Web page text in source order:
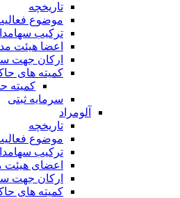
تاریخچه
موضوع
ترکیب
اعضا هیئت
ارکان جهت
کمیته های
کمیته
سرمایه ثبتی
آلومراد
تاریخچه
موضوع
ترکیب
اعضای هیئت
ارکان جهت
کمیته های